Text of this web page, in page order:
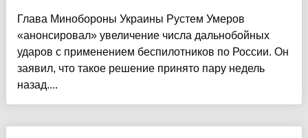
Глава Минобороны Украины Рустем Умеров
«анонсировал» увеличение числа дальнобойных
ударов с применением беспилотников по России. Он
заявил, что такое решение принято пару недель
назад....